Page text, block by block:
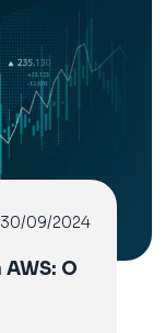
30/09/2024
O